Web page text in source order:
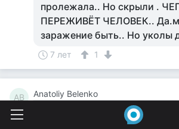
пролежала.. Но скрыли .
ПЕРЕЖИВЁТ ЧЕЛОВЕК..
заражение быть.. Но уколы
7 лет 1
AB Anatoliy Belenko
Она ж хоть в деревне
страшилок начиталась?Я